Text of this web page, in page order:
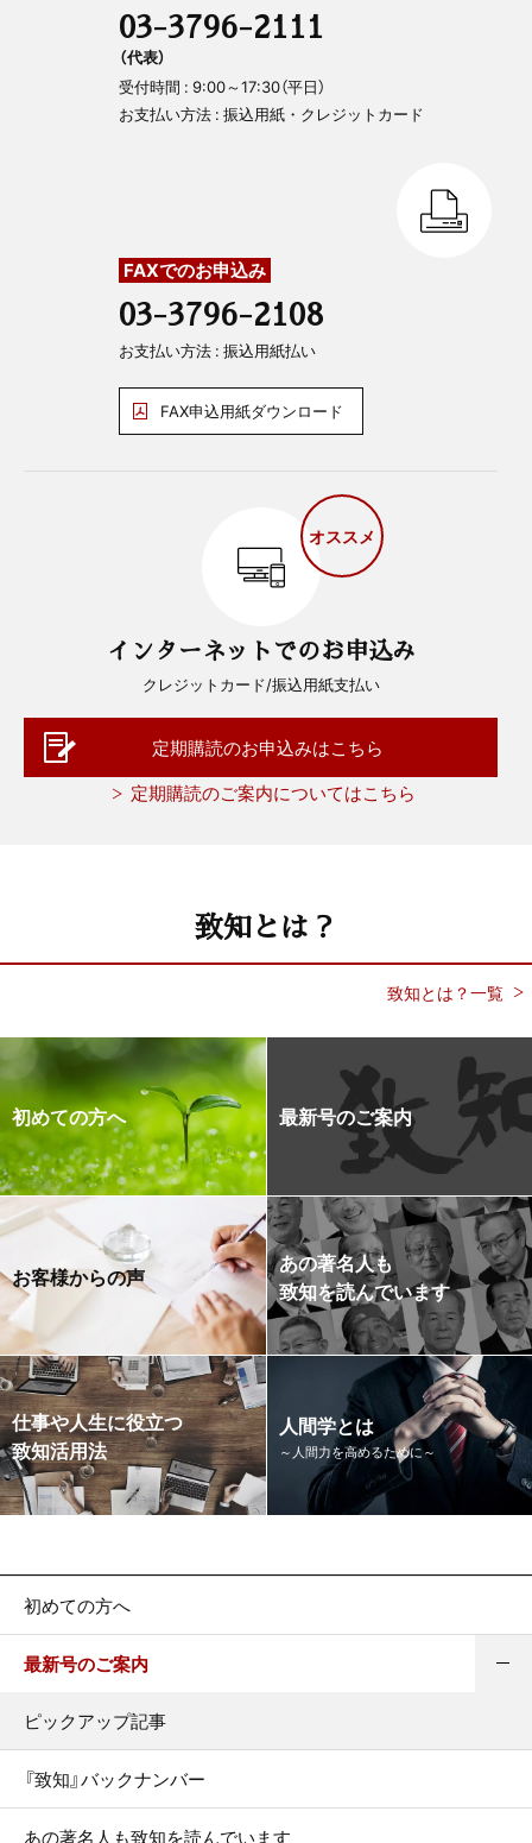
03-3796-2111
（代表）
受付時間 : 9:00～17:30（平日）
お支払い方法 : 振込用紙・クレジットカード
FAXでのお申込み
03-3796-2108
お支払い方法 : 振込用紙払い
FAX申込用紙ダウンロード
オススメ
インターネットでのお申込み
クレジットカード/振込用紙支払い
定期購読のお申込みはこちら
定期購読のご案内についてはこちら
致知とは？
致知とは？一覧
初めての方へ 最新号のご案内
お客様からの声
あの著名人も
致知を読んでいます
仕事や人生に役立つ
致知活用法
人間学とは
～人間力を高めるために～
初めての方へ
最新号のご案内
ピックアップ記事
『致知』バックナンバー
あの著名人も致知を読んでいます